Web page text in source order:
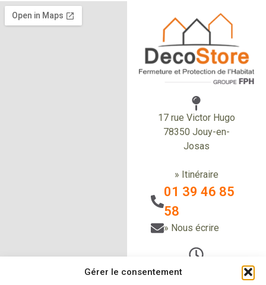
Gérer le consentement
17 rue Victor Hugo
78350 Jouy-en-
Josas
» Itinéraire
01 39 46 85
58
» Nous écrire
Du Lundi au vendredi